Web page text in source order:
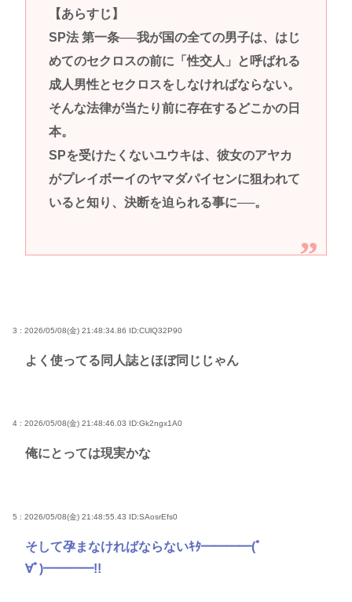
【あらすじ】
SP法 第一条──我が国の全ての男子は、はじ
めてのセクロスの前に「性交人」と呼ばれる
成人男性とセクロスをしなければならない。
そんな法律が当たり前に存在するどこかの日
本。
SPを受けたくないユウキは、彼女のアヤカ
がプレイボーイのヤマダパイセンに狙われて
いると知り、決断を迫られる事に──。
3 : 2026/05/08(金) 21:48:34.86 ID:CUlQ32P90
よく使ってる同人誌とほぼ同じじゃん
4 : 2026/05/08(金) 21:48:46.03 ID:Gk2ngx1A0
俺にとっては現実かな
5 : 2026/05/08(金) 21:48:55.43 ID:SAosrEfs0
そして孕まなければならないｷﾀ━━━━(ﾟ
∀ﾟ)━━━━!!